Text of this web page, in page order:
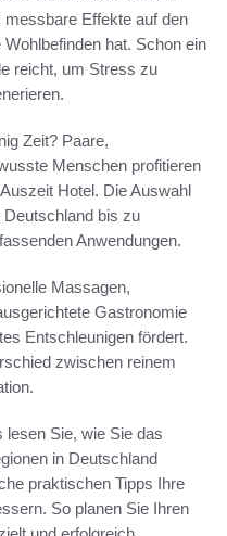
Effekte auf den
hat. Schon ein
reicht, um Stress zu
Zeit? Paare,
Menschen profitieren
Hotel. Die Auswahl
bis zu
Anwendungen.
Massagen,
Gastronomie
Entschleunigen fördert.
zwischen reinem
lesen Sie, wie Sie das
in Deutschland
praktischen Tipps Ihre
So planen Sie Ihren